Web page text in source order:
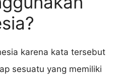
karena kata tersebut
sesuatu yang memiliki